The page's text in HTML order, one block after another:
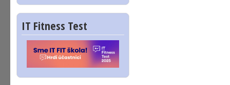
IT Fitness Test